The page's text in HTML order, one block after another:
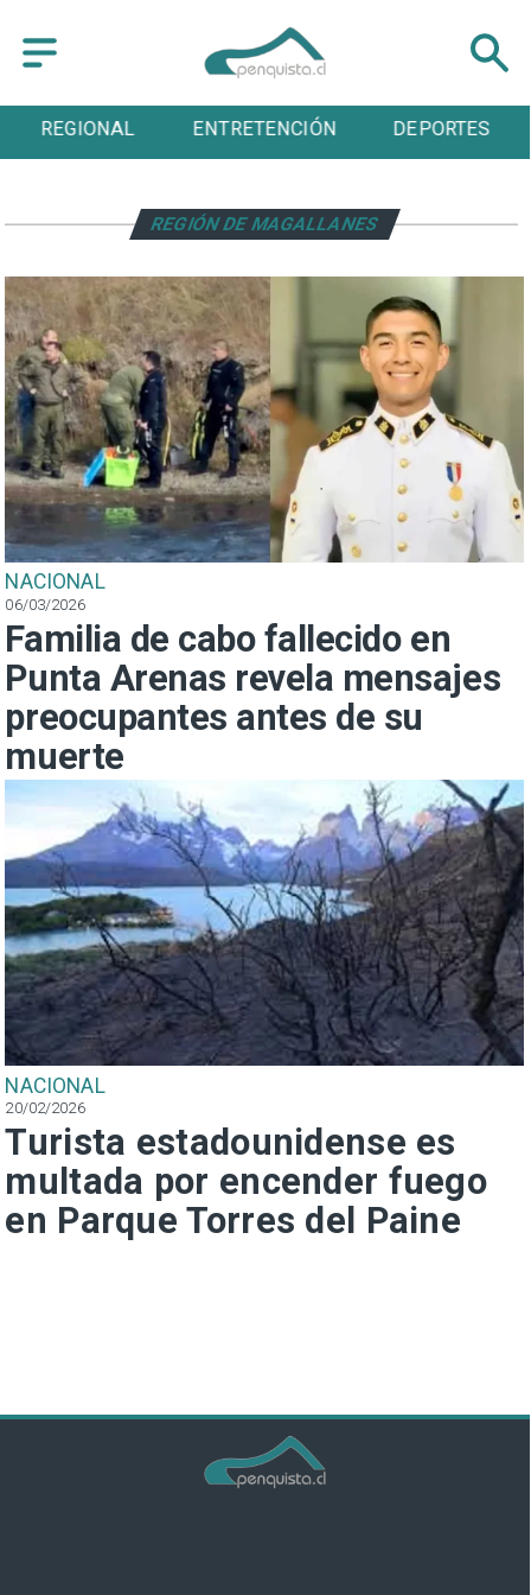
REGIONAL ENTRETENCIÓN DEPORTES
NACIONAL
06/03/2026
Familia de cabo fallecido en
Punta Arenas revela mensajes
preocupantes antes de su
muerte
NACIONAL
20/02/2026
Turista estadounidense es
multada por encender fuego
en Parque Torres del Paine
REGIÓN DE MAGALLANES